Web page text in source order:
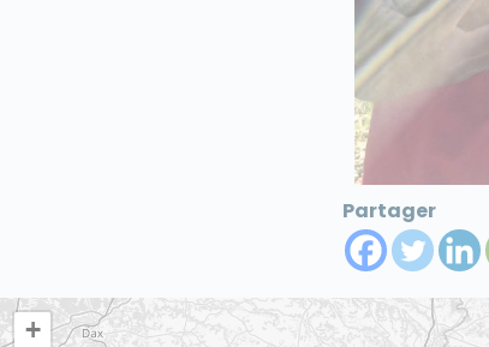
Partager
+